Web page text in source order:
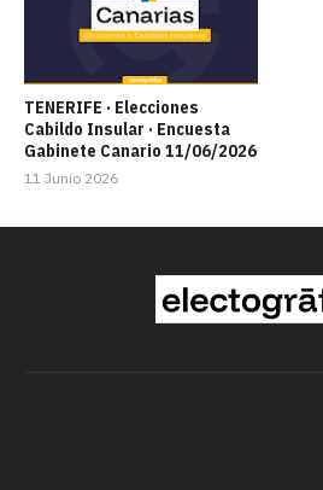
TENERIFE · Elecciones
Cabildo Insular · Encuesta
Gabinete Canario 11/06/2026
11 Junio 2026